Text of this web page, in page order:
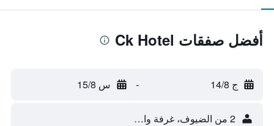
أفضل صفقات Ck Hotel
ج 14/8 - س 15/8
2 من الضيوف، غرفة واحدة